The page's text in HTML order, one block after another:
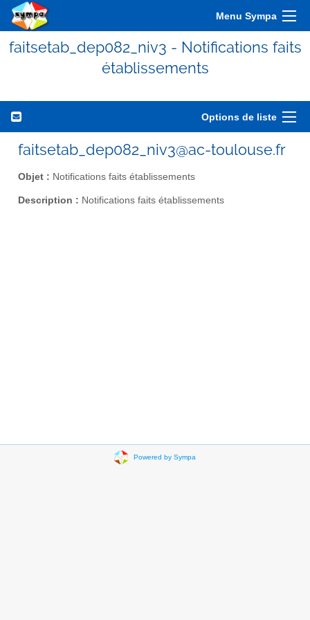
Menu Sympa
faitsetab_dep082_niv3 - Notifications faits
établissements
Options de liste
faitsetab_dep082_niv3@ac-toulouse.fr
Objet : Notifications faits établissements
Description : Notifications faits établissements
Powered by Sympa